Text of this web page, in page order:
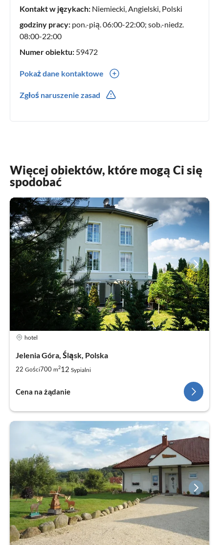
Kontakt w językach: Niemiecki, Angielski, Polski
godziny pracy: pon.-pią. 06:00-22:00; sob.-niedz.
08:00-22:00
Numer obiektu: 59472
Pokaż dane kontaktowe
Zgłoś naruszenie zasad
Więcej obiektów, które mogą Ci się
spodobać
hotel
Jelenia Góra, Śląsk, Polska
22 Gości700 m212 Sypialni
Cena na żądanie